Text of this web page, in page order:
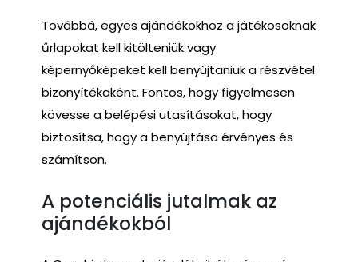
Továbbá, egyes ajándékokhoz a játékosoknak
űrlapokat kell kitölteniük vagy
képernyőképeket kell benyújtaniuk a részvétel
bizonyítékaként. Fontos, hogy figyelmesen
kövesse a belépési utasításokat, hogy
biztosítsa, hogy a benyújtása érvényes és
számítson.
A potenciális jutalmak az
ajándékokból